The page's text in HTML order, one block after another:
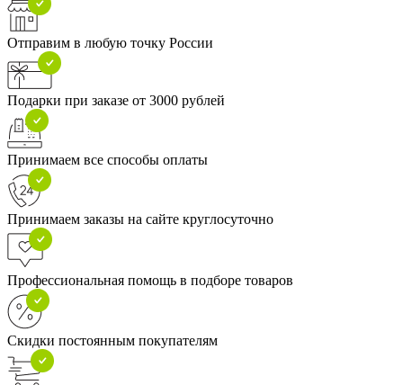
Отправим в любую точку России
Подарки при заказе от 3000 рублей
Принимаем все способы оплаты
Принимаем заказы на сайте круглосуточно
Профессиональная помощь в подборе товаров
Скидки постоянным покупателям